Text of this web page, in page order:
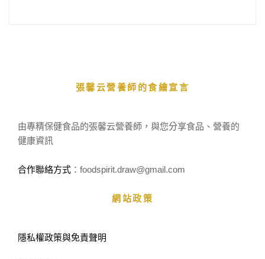
張馨云營養師的食繪宣言
由專精保健食品的張馨云營養師，與您分享食品、營養的
健康資訊
合作聯絡方式 ：foodspirit.draw@gmail.com
網站政策
隱私權政策與免責聲明